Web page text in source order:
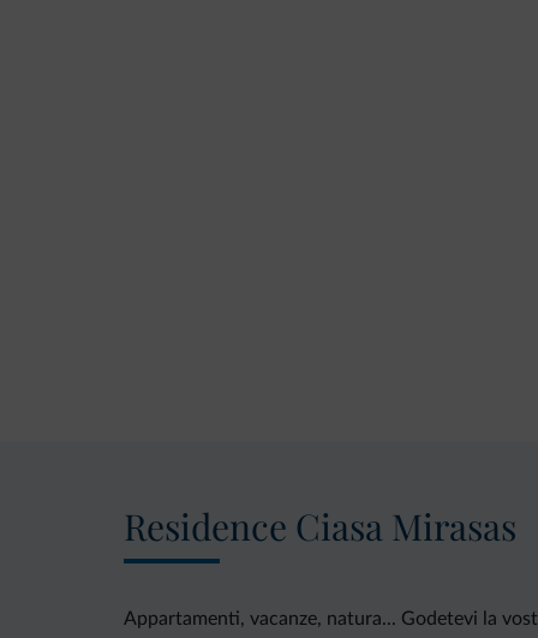
Residence Ciasa Mirasas
Appartamenti, vacanze, natura... Godetevi la